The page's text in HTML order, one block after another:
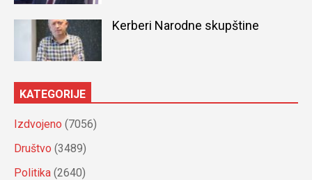
Kerberi Narodne skupštine
KATEGORIJE
Izdvojeno (7056)
Društvo (3489)
Politika (2640)